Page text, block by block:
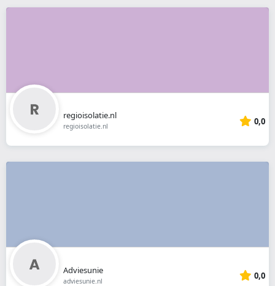
regioisolatie.nl
regioisolatie.nl 0,0
Adviesunie
adviesunie.nl 0,0